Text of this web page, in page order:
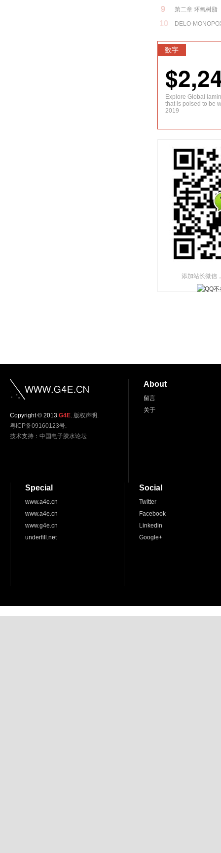
9 第二章 环氧树脂
10 DELO-
数字
Explore Global
that is poised to be
2019
添加站长微信
Copyright © 2013 G4E. 版权声明 .
粤ICP备09160123号.
技术支持： 中国电子胶水论坛
About
留言
关于
Special
www.a4e.cn
www.a4e.cn
www.g4e.cn
underfill.net
Social
Twitter
Facebook
Linkedin
Google+